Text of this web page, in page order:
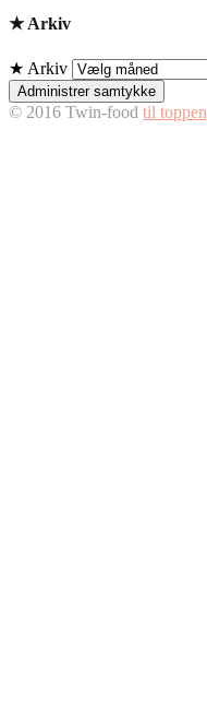
★ Arkiv
★ Arkiv
Administrer samtykke
© 2016 Twin-food til toppen